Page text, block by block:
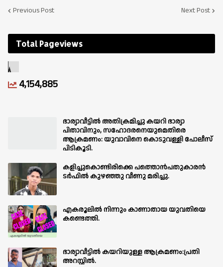
Previous Post
Next Post
Total Pageviews
4,154,885
ഭാര്യാവീട്ടിൽ അതിക്രമിച്ചു കയറി ഭാര്യാ
പിതാവിനും, സഹോദരനെയുമെതിരെ
ആക്രമണം: യുവാവിനെ കൊടുവള്ളി പോലീസ്
പിടികൂടി.
കളിച്ചുകൊണ്ടിരിക്കെ പത്തൊൻപതുകാരൻ
ടർഫിൽ കുഴഞ്ഞു വീണു മരിച്ചു.
എകരൂലിൽ നിന്നും കാണാതായ യുവതിയെ
കണ്ടെത്തി.
ഭാര്യാവീട്ടിൽ കയറിയുള്ള ആക്രമണം:പ്രതി
അറസ്റ്റിൽ.